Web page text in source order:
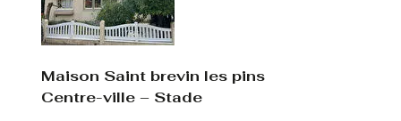
Maison Saint brevin les pins
Centre-ville – Stade